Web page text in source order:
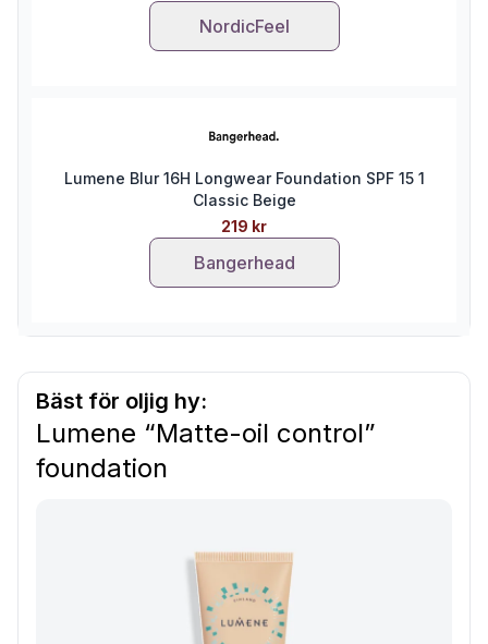
NordicFeel
Lumene Blur 16H Longwear Foundation SPF 15 1
Classic Beige
219 kr
Bangerhead
Bäst för oljig hy:
Lumene “Matte-oil control”
foundation